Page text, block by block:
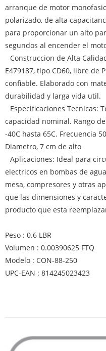
arranque de motor
polarizado, de alta
para proporcionar un alto
segundos al encender el
Construccion de Alta
E479187, tipo CD60, libre de
confiable. Elaborado con
durabilidad y larga vida util.
Especificaciones Tecnicas:
capacidad nominal. Rango
-40C hasta 65C. Frecuencia
Diametro, 7 cm de alto
Aplicaciones: Ideal para
electricos en bombas de
mesa, compresores y otras
que las dimensiones y
producto que esta
Peso : 0.6 LBR
Volumen : 0.00390625 FTQ
Modelo : CON-88-250
UPC-EAN : 814245023423